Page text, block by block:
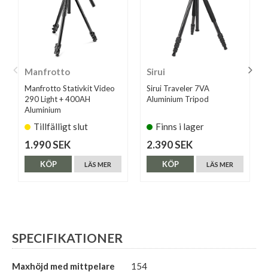
Manfrotto
Manfrotto Stativkit Video
290 Light + 400AH
Aluminium
Tillfälligt slut
1.990 SEK
LÄS MER
KÖP
Sirui
Sirui Traveler 7VA
Aluminium Tripod
Finns i lager
2.390 SEK
LÄS MER
KÖP
SPECIFIKATIONER
Maxhöjd med mittpelare
154